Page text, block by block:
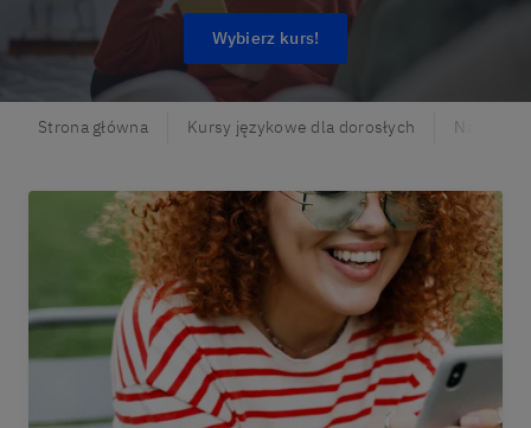
Wybierz kurs!
Strona główna Kursy językowe dla dorosłych Nauka